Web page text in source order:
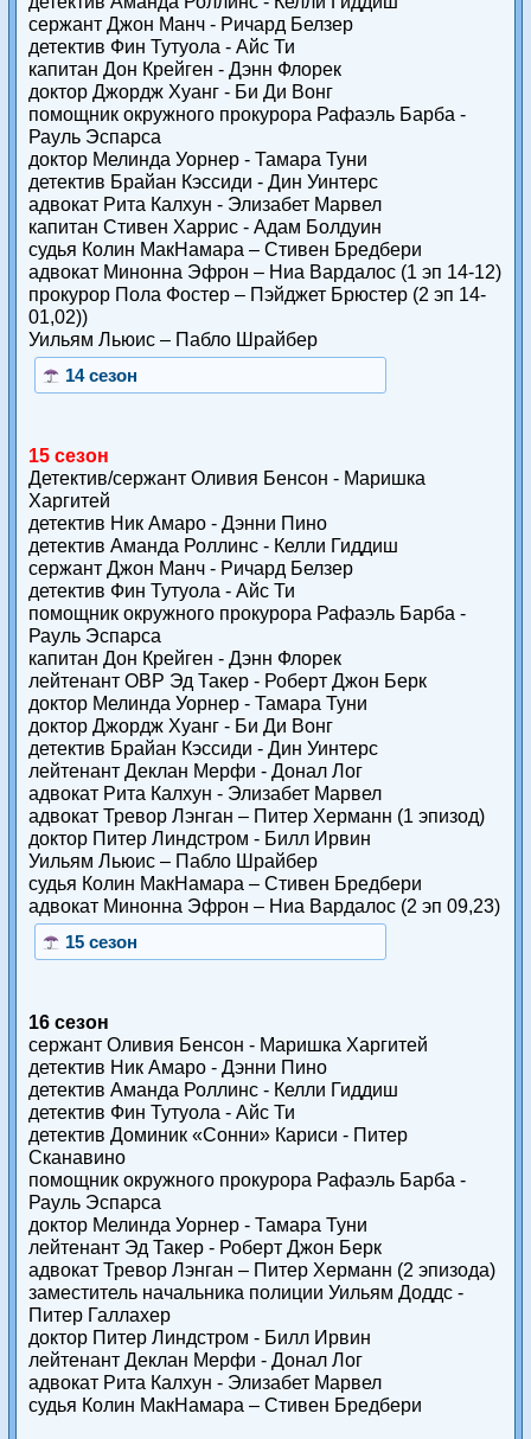
сержант Джон Манч - Ричард Белзер
детектив Фин Тутуола - Айс Ти
капитан Дон Крейген - Дэнн Флорек
доктор Джордж Хуанг - Би Ди Вонг
помощник окружного прокурора Рафаэль Барба -
Рауль Эспарса
доктор Мелинда Уорнер - Тамара Туни
детектив Брайан Кэссиди - Дин Уинтерс
адвокат Рита Калхун - Элизабет Марвел
капитан Стивен Харрис - Адам Болдуин
судья Колин МакНамара – Стивен Бредбери
адвокат Минонна Эфрон – Ниа Вардалос (1 эп 14-12)
прокурор Пола Фостер – Пэйджет Брюстер (2 эп 14-
01,02))
Уильям Льюис – Пабло Шрайбер
14 сезон
15 сезон
Детектив/сержант Оливия Бенсон - Маришка
Харгитей
детектив Ник Амаро - Дэнни Пино
детектив Аманда Роллинс - Келли Гиддиш
сержант Джон Манч - Ричард Белзер
детектив Фин Тутуола - Айс Ти
помощник окружного прокурора Рафаэль Барба -
Рауль Эспарса
капитан Дон Крейген - Дэнн Флорек
лейтенант ОВР Эд Такер - Роберт Джон Берк
доктор Мелинда Уорнер - Тамара Туни
доктор Джордж Хуанг - Би Ди Вонг
детектив Брайан Кэссиди - Дин Уинтерс
лейтенант Деклан Мерфи - Донал Лог
адвокат Рита Калхун - Элизабет Марвел
адвокат Тревор Лэнган – Питер Херманн (1 эпизод)
доктор Питер Линдстром - Билл Ирвин
Уильям Льюис – Пабло Шрайбер
судья Колин МакНамара – Стивен Бредбери
адвокат Минонна Эфрон – Ниа Вардалос (2 эп 09,23)
15 сезон
16 сезон
сержант Оливия Бенсон - Маришка Харгитей
детектив Ник Амаро - Дэнни Пино
детектив Аманда Роллинс - Келли Гиддиш
детектив Фин Тутуола - Айс Ти
детектив Доминик «Сонни» Кариси - Питер
Сканавино
помощник окружного прокурора Рафаэль Барба -
Рауль Эспарса
доктор Мелинда Уорнер - Тамара Туни
лейтенант Эд Такер - Роберт Джон Берк
адвокат Тревор Лэнган – Питер Херманн (2 эпизода)
заместитель начальника полиции Уильям Доддс -
Питер Галлахер
доктор Питер Линдстром - Билл Ирвин
лейтенант Деклан Мерфи - Донал Лог
адвокат Рита Калхун - Элизабет Марвел
судья Колин МакНамара – Стивен Бредбери